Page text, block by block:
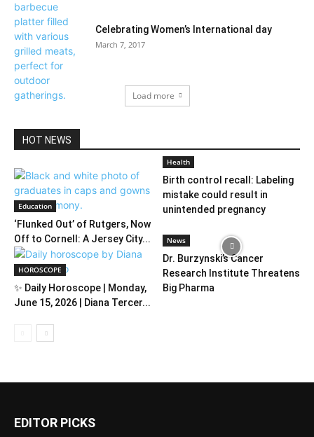
Celebrating Women’s International day
March 7, 2017
Load more
HOT NEWS
Education
‘Flunked Out’ of Rutgers, Now
Off to Cornell: A Jersey City...
Health
Birth control recall: Labeling
mistake could result in
unintended pregnancy
HOROSCOPE
✨ Daily Horoscope | Monday,
June 15, 2026 | Diana Tercer...
News
Dr. Burzynski’s Cancer
Research Institute Threatens
Big Pharma
EDITOR PICKS